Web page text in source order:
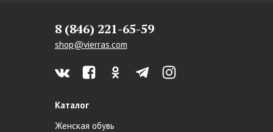
8 (846) 221-65-59
shop@vierras.com
Каталог
Женская обувь